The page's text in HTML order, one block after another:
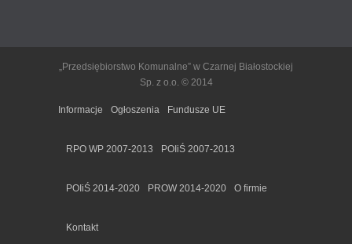
„Przedsiębiorstwo Komunalne” w Czarnej Białostockiej
Sp. z o.o. © 2014
Informacje Ogłoszenia Fundusze UE
RPO WP 2007-2013 POIiŚ 2007-2013
POIiŚ 2014-2020 PROW 2014-2020 O firmie
Kontakt